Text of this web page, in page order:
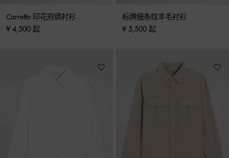
Carretto 印花府绸衬衫
¥ 4,500 起
标牌细条纹羊毛衬衫
¥ 5,500 起